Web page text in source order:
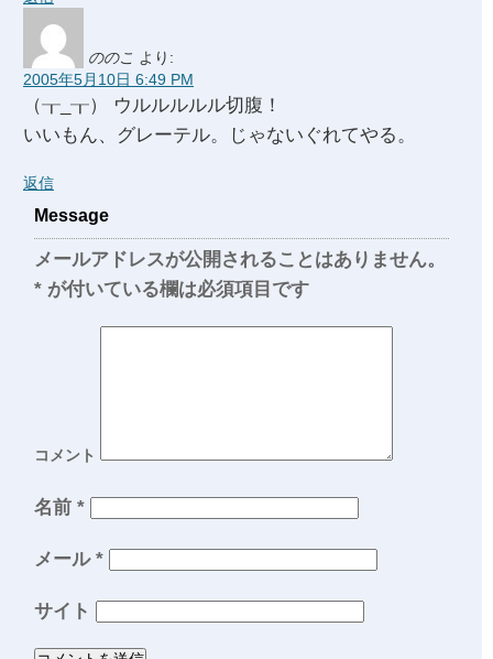
ののこ より:
2005年5月10日 6:49 PM
（┰_┰） ウルルルルル切腹！
いいもん、グレーテル。じゃないぐれてやる。
返信
Message
メールアドレスが公開されることはありません。
* が付いている欄は必須項目です
コメント
名前 *
メール *
サイト